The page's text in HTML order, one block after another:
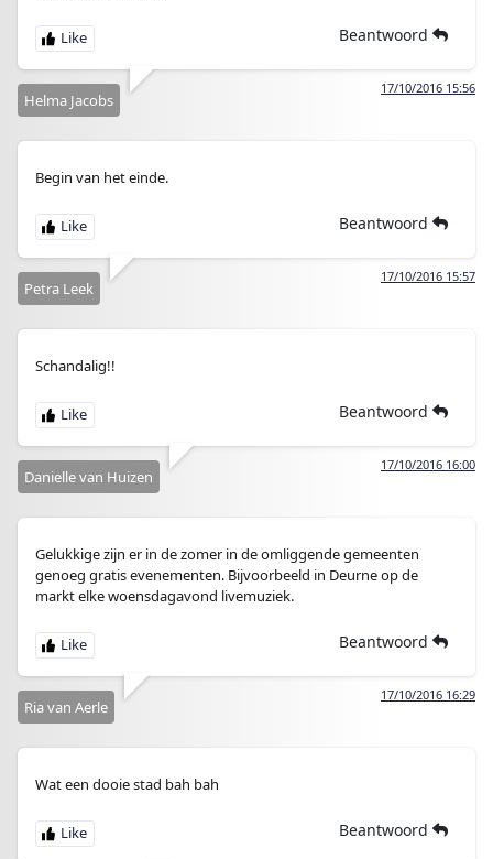
Beantwoord
17/10/2016 15:56
Helma Jacobs
Begin van het einde.
Beantwoord
17/10/2016 15:57
Petra Leek
Schandalig!!
Beantwoord
17/10/2016 16:00
Danielle van Huizen
Gelukkige zijn er in de zomer in de omliggende gemeenten
genoeg gratis evenementen. Bijvoorbeeld in Deurne op de
markt elke woensdagavond livemuziek.
Beantwoord
17/10/2016 16:29
Ria van Aerle
Wat een dooie stad bah bah
Beantwoord